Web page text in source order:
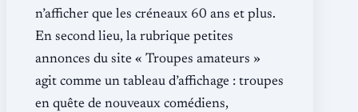
n’afficher que les créneaux 60 ans et plus.
En second lieu, la rubrique petites
annonces du site « Troupes amateurs »
agit comme un tableau d’affichage : troupes
en quête de nouveaux comédiens,